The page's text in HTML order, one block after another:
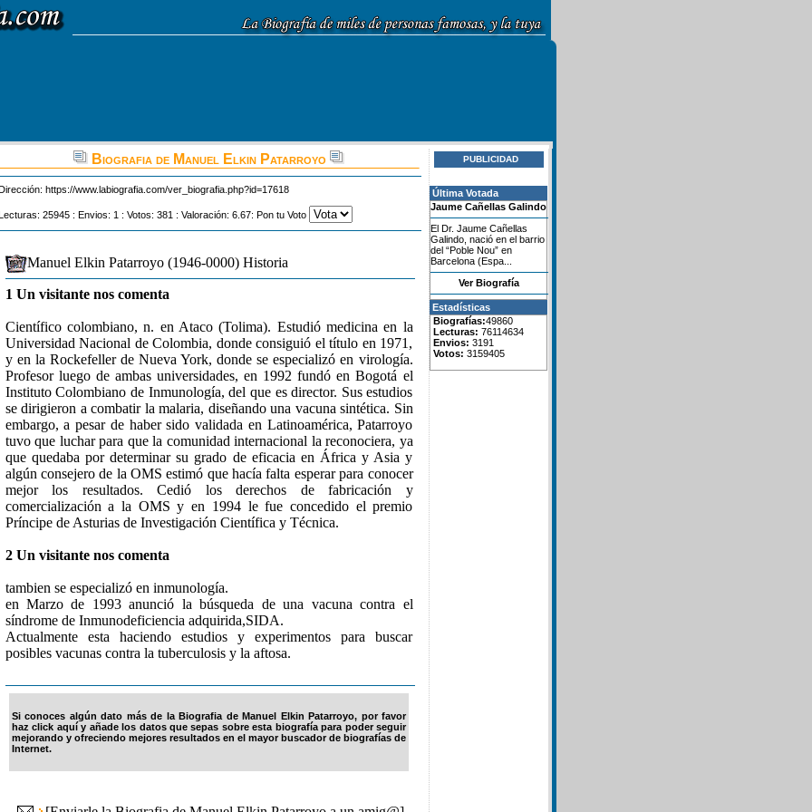
Biografia de Manuel Elkin Patarroyo
https://www.labiografia.com/ver_biografia.php?id=17618
25945 : Envios: 1 : Votos: 381 : Valoración: 6.67: Pon tu Voto
Manuel Elkin Patarroyo (1946-0000) Historia
1 Un visitante nos comenta
Científico colombiano, n. en Ataco (Tolima). Estudió medicina en la
Universidad Nacional de Colombia, donde consiguió el título en 1971,
y en la Rockefeller de Nueva York, donde se especializó en virología.
Profesor luego de ambas universidades, en 1992 fundó en Bogotá el
Instituto Colombiano de Inmunología, del que es director. Sus estudios
se dirigieron a combatir la malaria, diseñando una vacuna sintética. Sin
embargo, a pesar de haber sido validada en Latinoamérica, Patarroyo
tuvo que luchar para que la comunidad internacional la reconociera, ya
que quedaba por determinar su grado de eficacia en África y Asia y
algún consejero de la OMS estimó que hacía falta esperar para conocer
mejor los resultados. Cedió los derechos de fabricación y
comercialización a la OMS y en 1994 le fue concedido el premio
Príncipe de Asturias de Investigación Científica y Técnica.
2 Un visitante nos comenta
tambien se especializó en inmunología.
en Marzo de 1993 anunció la búsqueda de una vacuna contra el
síndrome de Inmunodeficiencia adquirida,SIDA.
Actualmente esta haciendo estudios y experimentos para buscar
posibles vacunas contra la tuberculosis y la aftosa.
Si conoces algún dato más de la Biografia de Manuel Elkin Patarroyo, por favor
haz click aquí y añade los datos que sepas sobre esta biografía para poder seguir
mejorando y ofreciendo mejores resultados en el mayor buscador de biografías de
Internet.
PUBLICIDAD
Última Votada
Jaume Cañellas Galindo
El Dr. Jaume Cañellas
Galindo, nació en el barrio
del “Poble Nou” en
Barcelona (Espa...
Ver Biografía
Estadísticas
Biografías:49860
Lecturas: 76114634
Envios: 3191
Votos: 3159405